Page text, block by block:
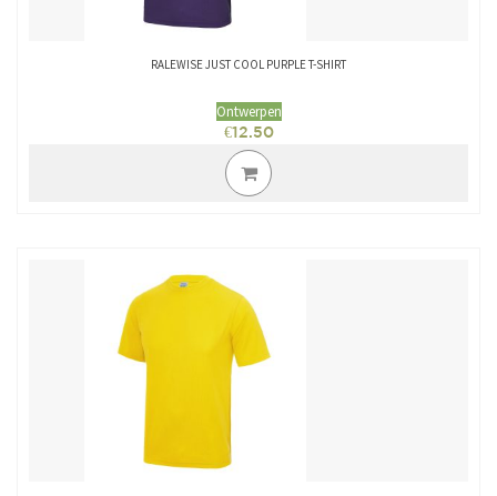
RALEWISE JUST COOL PURPLE T-SHIRT
Ontwerpen
€12.50